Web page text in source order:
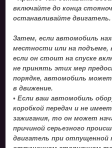
включайте до конца
останавливайте двигатель.
Затем, если автомобиль
местности или на подъеме,
если он стоит на спуске
не принять этих мер
порядке, автомобиль
в движение.
• Если ваш автомобиль
коробкой передач и не
зажигания, то он может
причиной серьезного
двигатель при отпущенной